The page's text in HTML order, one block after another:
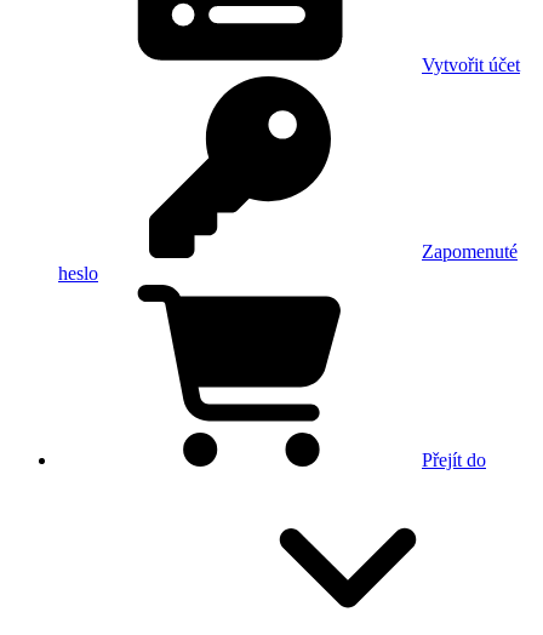
Vytvořit účet
Zapomenuté
heslo
Přejít do